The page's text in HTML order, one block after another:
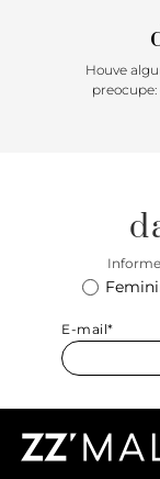
Porque Apostar:
rasteirinha
versátil e fácil de
Sem erro com
Houve
E-mail*